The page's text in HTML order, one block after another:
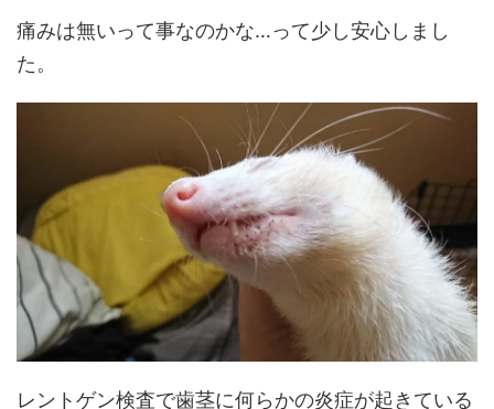
痛みは無いって事なのかな…って少し安心しまし
た。
レントゲン検査で歯茎に何らかの炎症が起きている